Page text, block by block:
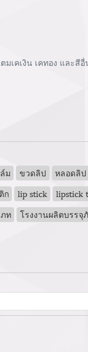
เคเงิน เคทอง และสี
ม ขวดลิป หลอดลิป
ก lip stick lipstick
ท
โรงงานผลิตบรรจุ